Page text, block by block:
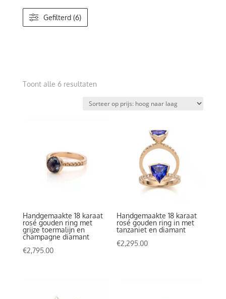
Gefilterd (6)
Toont alle 6 resultatenGesorteerd
prijs:
Handgemaakte 18 karaat
rosé gouden ring met
grijze toermalijn en
champagne diamant
€2,795.00
Handgemaakte 18 karaat
rosé gouden ring in met
tanzaniet en diamant
€2,295.00